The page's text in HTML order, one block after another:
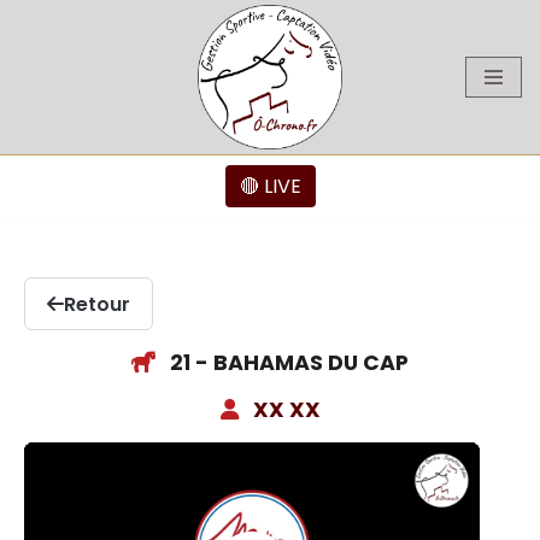
🔴 LIVE
Retour
21 - BAHAMAS DU CAP
XX XX